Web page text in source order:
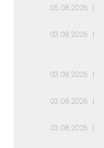
05.08.2026
03.08.2026
03.08.2026
03.08.2026
03.08.2026